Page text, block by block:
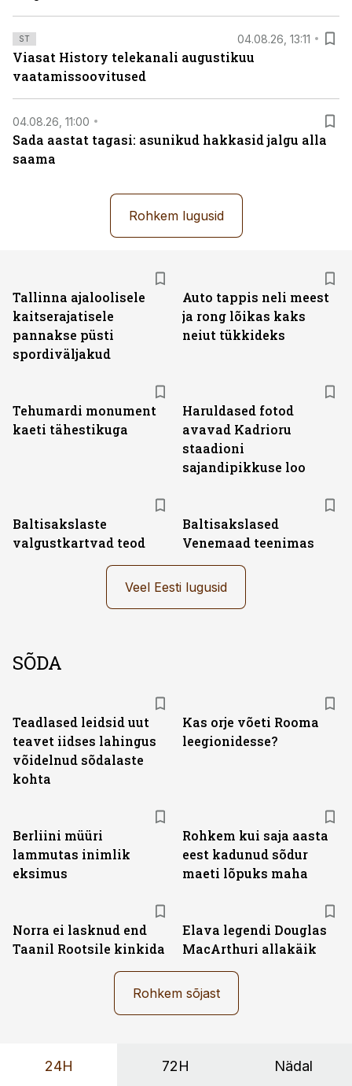
ST 04.08.26, 13:11
Viasat History telekanali augustikuu
vaatamissoovitused
04.08.26, 11:00
Sada aastat tagasi: asunikud hakkasid jalgu alla
saama
Rohkem lugusid
Tallinna ajaloolisele
kaitserajatisele
pannakse püsti
spordiväljakud
Auto tappis neli meest
ja rong lõikas kaks
neiut tükkideks
Tehumardi monument
kaeti tähestikuga
Haruldased fotod
avavad Kadrioru
staadioni
sajandipikkuse loo
Baltisakslaste
valgustkartvad teod
Baltisakslased
Venemaad teenimas
Veel Eesti lugusid
SÕDA
Teadlased leidsid uut
teavet iidses lahingus
võidelnud sõdalaste
kohta
Kas orje võeti Rooma
leegionidesse?
Berliini müüri
lammutas inimlik
eksimus
Rohkem kui saja aasta
eest kadunud sõdur
maeti lõpuks maha
Norra ei lasknud end
Taanil Rootsile kinkida
Elava legendi Douglas
MacArthuri allakäik
Rohkem sõjast
24H 72H Nädal